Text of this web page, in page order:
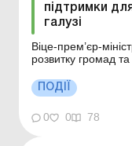
підтримки
галузі
Віце-прем’єр-
розвитку громад
вагонобудівний завод» (КВБЗ). Під
Кулеба разом із
ПОДІЇ
0 0 78